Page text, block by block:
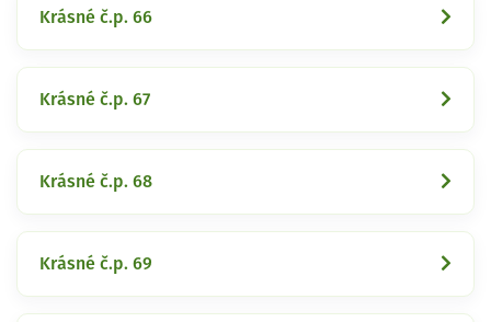
Krásné č.p. 66
Krásné č.p. 67
Krásné č.p. 68
Krásné č.p. 69